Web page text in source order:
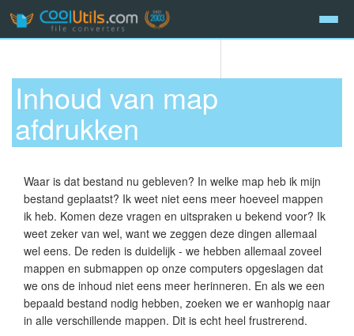
Inhoud van map
afdrukken
Waar is dat bestand nu gebleven? In welke map heb ik mijn
bestand geplaatst? Ik weet niet eens meer hoeveel mappen
ik heb. Komen deze vragen en uitspraken u bekend voor? Ik
weet zeker van wel, want we zeggen deze dingen allemaal
wel eens. De reden is duidelijk - we hebben allemaal zoveel
mappen en submappen op onze computers opgeslagen dat
we ons de inhoud niet eens meer herinneren. En als we een
bepaald bestand nodig hebben, zoeken we er wanhopig naar
in alle verschillende mappen. Dit is echt heel frustrerend.